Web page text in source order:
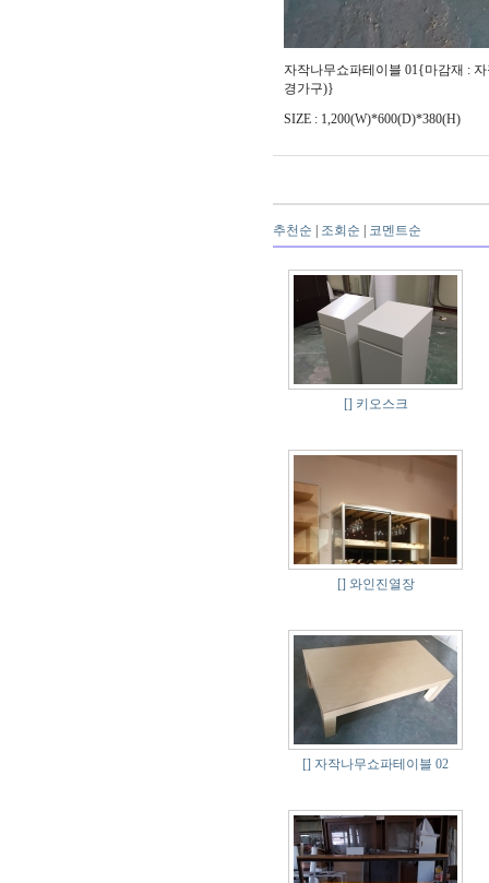
자작나무쇼파테이블 01{마감재 :
경가구)}
SIZE : 1,200(W)*600(D)*380(H)
추천순 조회순 코멘트순
[] 키오스크
[] 와인진열장
[] 자작나무쇼파테이블 02